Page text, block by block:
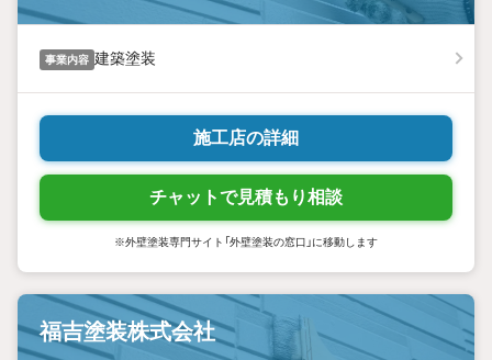
事業内容 建築塗装
施工店の詳細
チャットで見積もり相談
※外壁塗装専門サイト「外壁塗装の窓口」に移動します
福吉塗装株式会社